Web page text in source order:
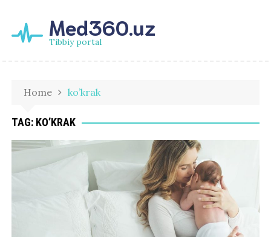
Med360.uz
Tibbiy portal
Home ko’krak
TAG: KO’KRAK